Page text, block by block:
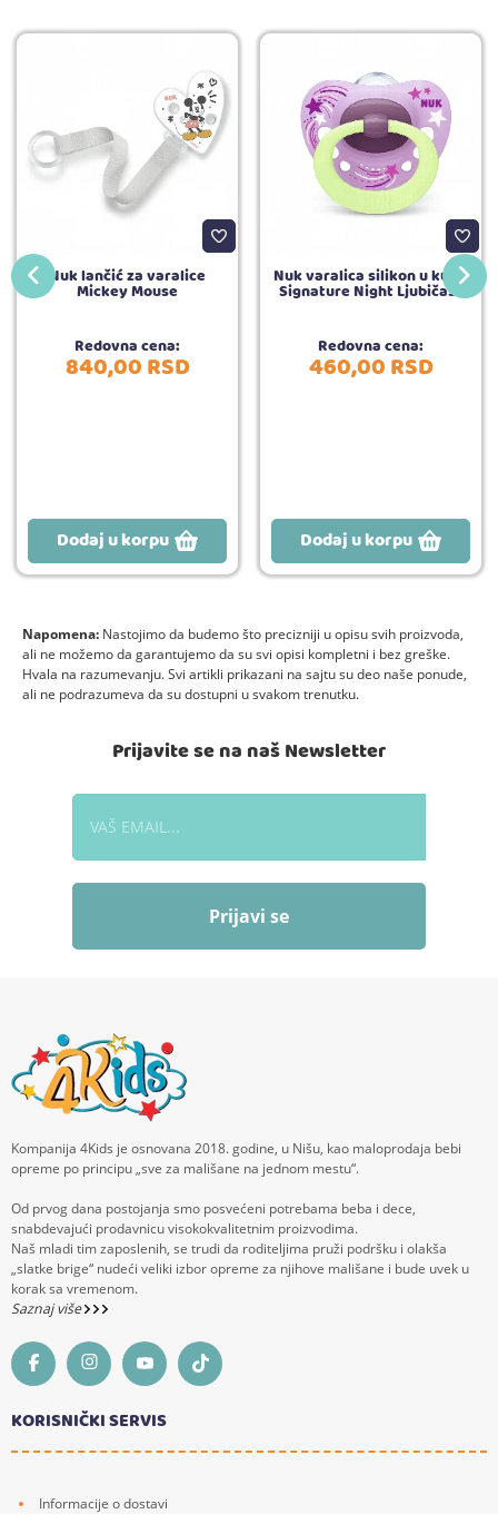
Nuk lančić za varalice
Mickey Mouse
Redovna cena:
840,00RSD
Dodaj u korpu
Nuk varalica silikon u kutiji
Signature Night Ljubičast
Redovna cena:
460,00RSD
Dodaj u korpu
Napomena: Nastojimo da budemo što precizniji u opisu svih proizvoda,
ali ne možemo da garantujemo da su svi opisi kompletni i bez greške.
Hvala na razumevanju. Svi artikli prikazani na sajtu su deo naše ponude,
ali ne podrazumeva da su dostupni u svakom trenutku.
Prijavite se na naš Newsletter
Prijavi se
Kompanija 4Kids je osnovana 2018. godine, u Nišu, kao maloprodaja bebi
opreme po principu „sve za mališane na jednom mestu“.
Od prvog dana postojanja smo posvećeni potrebama beba i dece,
snabdevajući prodavnicu visokokvalitetnim proizvodima.
Naš mladi tim zaposlenih, se trudi da roditeljima pruži podršku i olakša
„slatke brige“ nudeći veliki izbor opreme za njihove mališane i bude uvek u
korak sa vremenom.
Saznaj više
KORISNIČKI SERVIS
Informacije o dostavi